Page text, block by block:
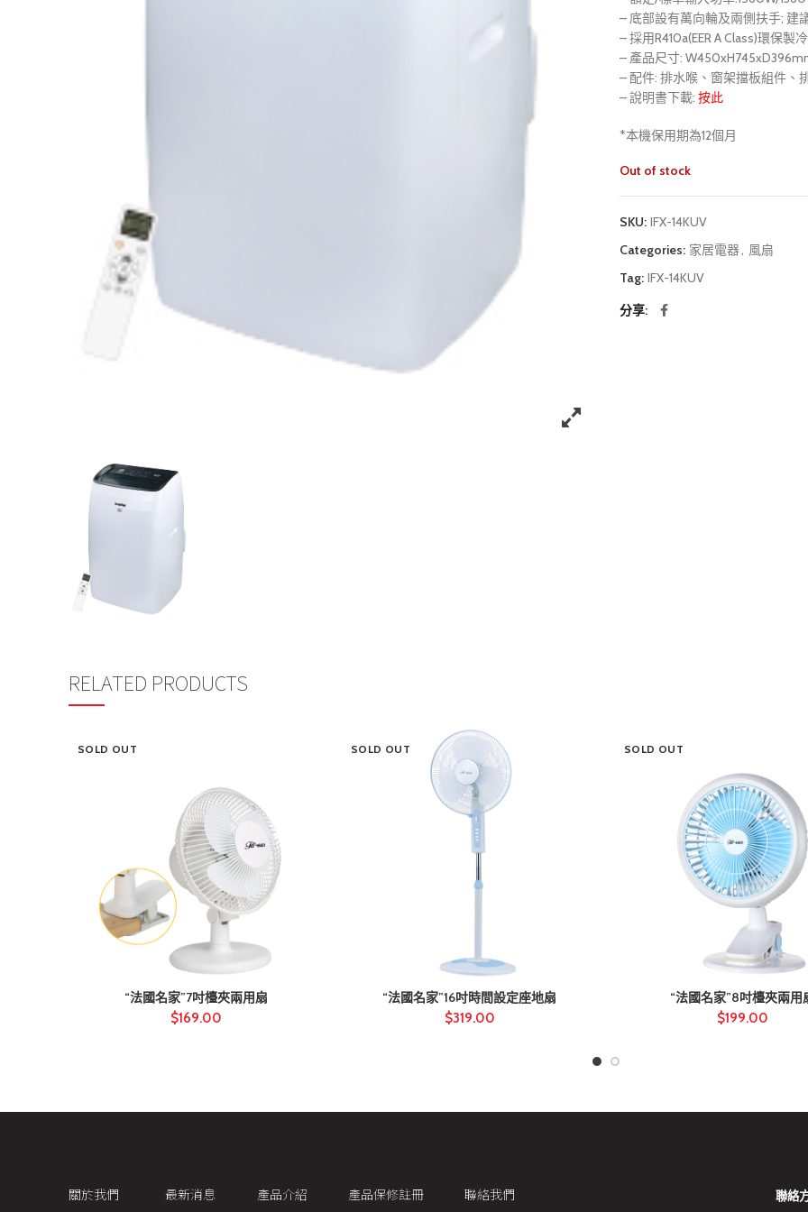
– 底部設有萬向輪及兩側扶手; 建
– 採用R410a(EER A Class)環保製
– 產品尺寸:
– 配件: 排水喉、窗架擋板組件、
– 說明書下載: 按此
*本機保用期為12個月
Out of stock
SKU: IFX-14KUV
Categories: 家居電器, 風扇
Tag: IFX-14KUV
分享
RELATED PRODUCTS
SOLD OUT
“法國名家”7吋檯夾兩用扇
$169.00
SOLD OUT
“法國名家”16吋時間設定座地扇
$319.00
SOLD OUT
“法國名家”8吋檯夾兩用
$199.00
關於我們 最新消息 產品介紹 產品保修註冊 聯絡我們 聯絡